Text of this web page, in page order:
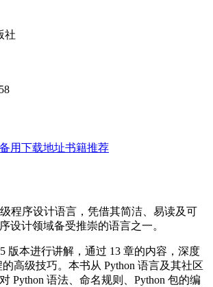
社
备用下载地址书籍推荐
程序设计语言，凭借其简洁、易读及可
设计领域备受推崇的语言之一。
版本进行讲解，通过 13 章的内容，深度
的高级技巧。本书从 Python 语言及其社区
Python 语法、命名规则、Python 包的编